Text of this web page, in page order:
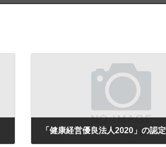
「健康経営優良法人2020」の認定